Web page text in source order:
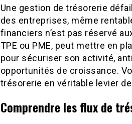
Une gestion de trésorerie
des entreprises, même
financiers n’est pas réservé
TPE ou PME, peut mettre en
pour sécuriser son activité,
opportunités de croissance.
trésorerie en véritable levier
Comprendre les flux de